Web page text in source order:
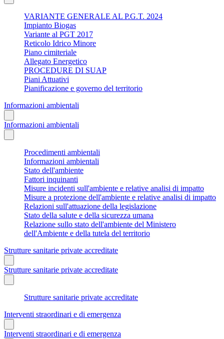
VARIANTE GENERALE AL P.G.T. 2024
Impianto Biogas
Variante al PGT 2017
Reticolo Idrico Minore
Piano cimiteriale
Allegato Energetico
PROCEDURE DI SUAP
Piani Attuativi
Pianificazione e governo del territorio
Informazioni ambientali
Informazioni ambientali
Procedimenti ambientali
Informazioni ambientali
Stato dell'ambiente
Fattori inquinanti
Misure incidenti sull'ambiente e relative analisi di impatto
Misure a protezione dell'ambiente e relative analisi di impatto
Relazioni sull'attuazione della legislazione
Stato della salute e della sicurezza umana
Relazione sullo stato dell'ambiente del Ministero
dell'Ambiente e della tutela del territorio
Strutture sanitarie private accreditate
Strutture sanitarie private accreditate
Strutture sanitarie private accreditate
Interventi straordinari e di emergenza
Interventi straordinari e di emergenza